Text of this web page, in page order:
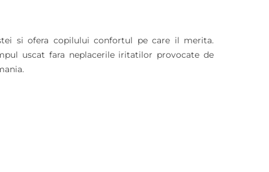
si ofera copilului confortul pe care il merita.
uscat fara neplacerile iritatilor provocate de